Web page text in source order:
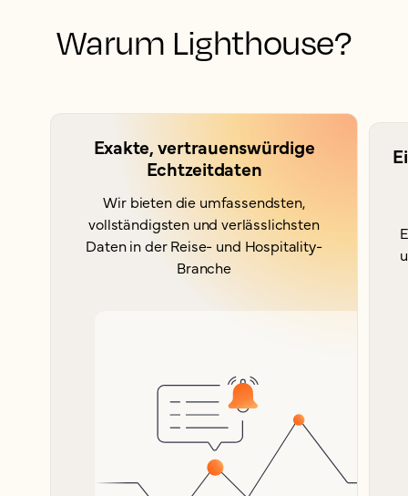
Warum Lighthouse?
Exakte, vertrauenswürdige
Echtzeitdaten
Wir bieten die umfassendsten,
vollständigsten und verlässlichsten
Daten in der Reise- und Hospitality-
Branche